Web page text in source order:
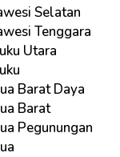
Selatan
Tenggara
Utara
Barat Daya
Barat
Pegunungan